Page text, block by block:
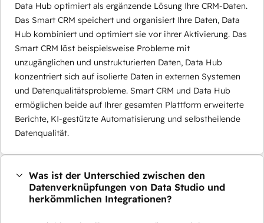
Data Hub optimiert als ergänzende Lösung Ihre CRM-Daten.
Das Smart CRM speichert und organisiert Ihre Daten, Data
Hub kombiniert und optimiert sie vor ihrer Aktivierung. Das
Smart CRM löst beispielsweise Probleme mit
unzugänglichen und unstrukturierten Daten, Data Hub
konzentriert sich auf isolierte Daten in externen Systemen
und Datenqualitätsprobleme. Smart CRM und Data Hub
ermöglichen beide auf Ihrer gesamten Plattform erweiterte
Berichte, KI-gestützte Automatisierung und selbstheilende
Datenqualität.
Was ist der Unterschied zwischen den
Datenverknüpfungen von Data Studio und
herkömmlichen Integrationen?